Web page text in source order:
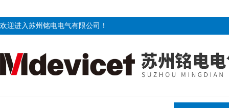
欢迎进入苏州铭电电气有限公司！